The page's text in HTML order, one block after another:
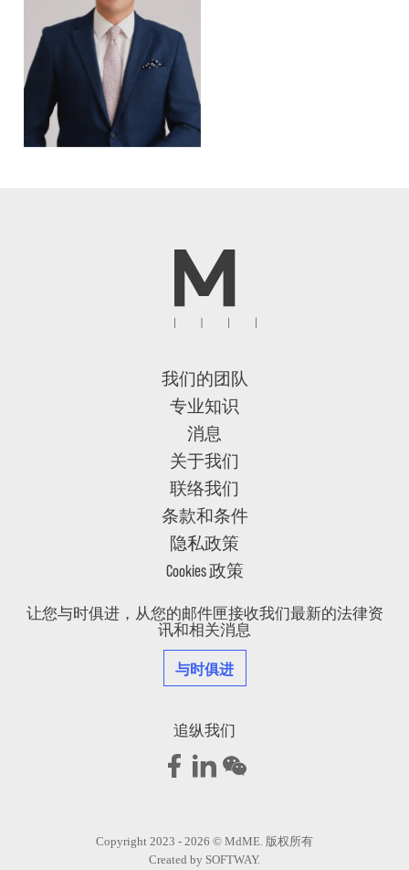
我们的团队
专业知识
消息
关于我们
联络我们
条款和条件
隐私政策
Cookies 政策
让您与时俱进，从您的邮件匣接收我们最新的法律资
讯和相关消息
与时俱进
追纵我们
Copyright 2023 - 2026 © MdME. 版权所有
Created by SOFTWAY.